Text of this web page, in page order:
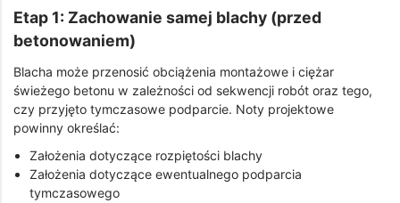
Etap 1: Zachowanie samej blachy (przed
betonowaniem)
Blacha może przenosić obciążenia montażowe i ciężar
świeżego betonu w zależności od sekwencji robót oraz tego,
czy przyjęto tymczasowe podparcie. Noty projektowe
powinny określać:
Założenia dotyczące rozpiętości blachy
Założenia dotyczące ewentualnego podparcia
tymczasowego